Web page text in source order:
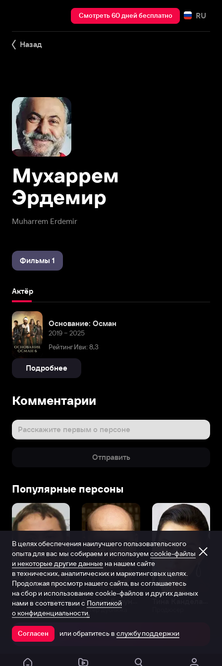
Смотреть 60 дней бесплатно RU
Назад
Muharrem Erdemir
Мухаррем
Эрдемир
Фильмы 1
Актёр
Основание: Осман
2019 – 2025
Рейтинг Иви: 8,3
Подробнее
Комментарии
Расскажите первым о персоне
Отправить
Популярные персоны
Виталий Шляппо
Продюсер Актёр дубляжа
Открыть в приложении
В целях обеспечения наилучшего пользовательского
опыта для вас мы собираем и используем cookie-файлы
и некоторые другие данные на нашем сайте
в технических, аналитических и маркетинговых целях.
Продолжая просмотр нашего сайта, вы соглашаетесь
на сбор и использование cookie-файлов и других данных
нами в соответствии с Политикой
о конфиденциальности.
Согласен или обратитесь в службу поддержки